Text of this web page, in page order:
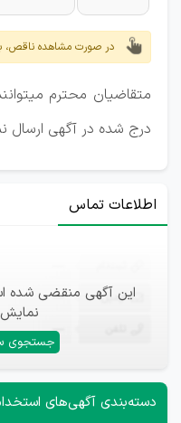
در صورت مشاهده ناقص،
متقاضیان محترم
درج شده در آگهی ارسال
اطلاعات تماس
این آگهی منقضی شده
جستجوی
ایمیل —
—
دسته‌بندی آگهی‌های